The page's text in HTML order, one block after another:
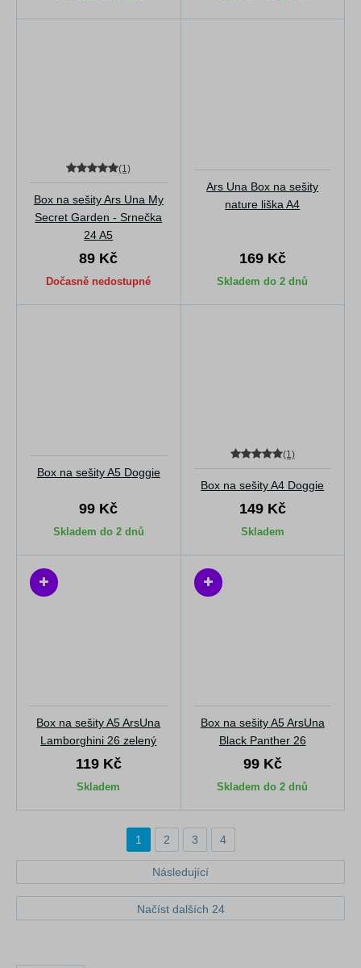
(1)
Box na sešity Ars Una My
Secret Garden - Srnečka
24 A5
89 Kč
Dočasně nedostupné
Ars Una Box na sešity
nature liška A4
169 Kč
Skladem do 2 dnů
Box na sešity A5 Doggie
99 Kč
Skladem do 2 dnů
(1)
Box na sešity A4 Doggie
149 Kč
Skladem
Box na sešity A5 ArsUna
Lamborghini 26 zelený
119 Kč
Skladem
Box na sešity A5 ArsUna
Black Panther 26
99 Kč
Skladem do 2 dnů
1 2 3 4
Následující
Načíst dalších 24